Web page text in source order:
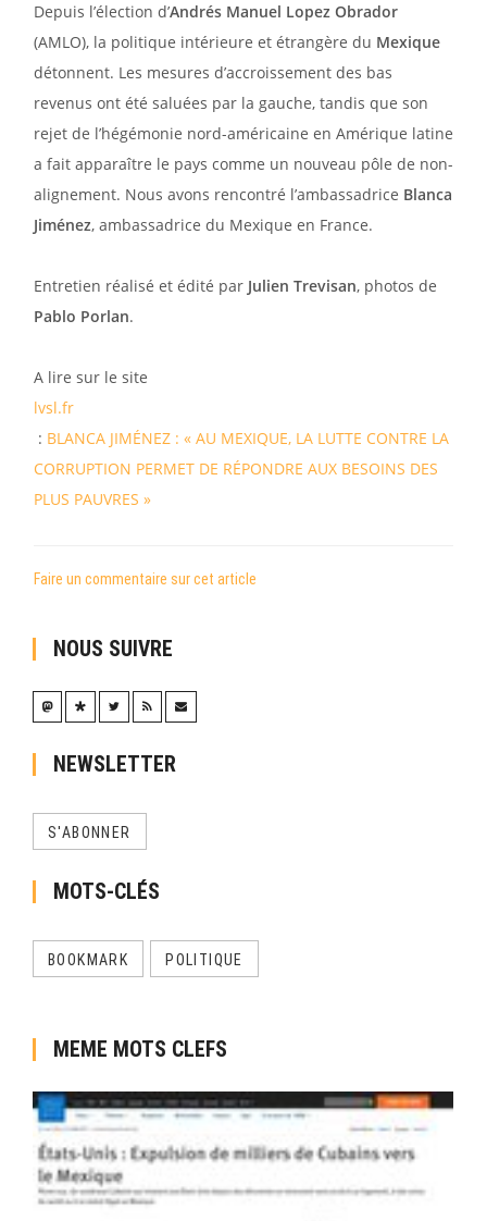
Depuis l’élection d’Andrés Manuel Lopez Obrador
(AMLO), la politique intérieure et étrangère du Mexique
détonnent. Les mesures d’accroissement des bas
revenus ont été saluées par la gauche, tandis que son
rejet de l’hégémonie nord-américaine en Amérique latine
a fait apparaître le pays comme un nouveau pôle de non-
alignement. Nous avons rencontré l’ambassadrice Blanca
Jiménez, ambassadrice du Mexique en France.
Entretien réalisé et édité par Julien Trevisan, photos de
Pablo Porlan.
A lire sur le site
lvsl.fr
: BLANCA JIMÉNEZ : « AU MEXIQUE, LA LUTTE CONTRE LA
CORRUPTION PERMET DE RÉPONDRE AUX BESOINS DES
PLUS PAUVRES »
Faire un commentaire sur cet article
NOUS SUIVRE
NEWSLETTER
S'ABONNER
MOTS-CLÉS
BOOKMARK POLITIQUE
MEME MOTS CLEFS